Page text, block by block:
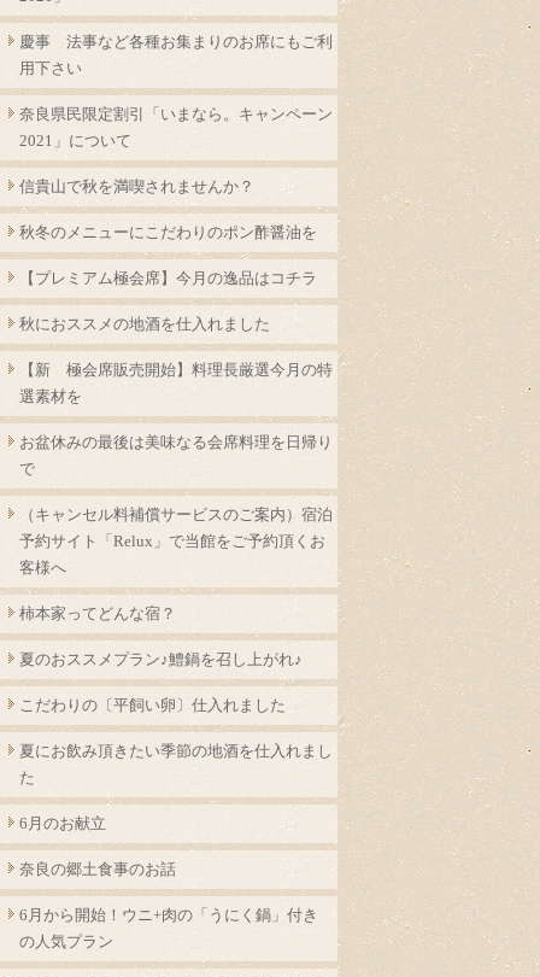
慶事 法事など各種お集まりのお席にもご利
用下さい
奈良県民限定割引「いまなら。キャンペーン
2021」について
信貴山で秋を満喫されませんか？
秋冬のメニューにこだわりのポン酢醤油を
【プレミアム極会席】今月の逸品はコチラ
秋におススメの地酒を仕入れました
【新 極会席販売開始】料理長厳選今月の特
選素材を
お盆休みの最後は美味なる会席料理を日帰り
で
（キャンセル料補償サービスのご案内）宿泊
予約サイト「Relux」で当館をご予約頂くお
客様へ
柿本家ってどんな宿？
夏のおススメプラン♪鱧鍋を召し上がれ♪
こだわりの〔平飼い卵〕仕入れました
夏にお飲み頂きたい季節の地酒を仕入れまし
た
6月のお献立
奈良の郷土食事のお話
6月から開始！ウニ+肉の「うにく鍋」付き
の人気プラン